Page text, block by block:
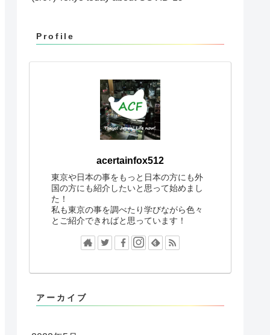
Profile
acertainfox512
東京や日本の事をもっと日本の方にも外
国の方にも紹介したいと思って始めまし
た！
私も東京の事を調べたり学びながら色々
とご紹介できればと思っています！
アーカイブ